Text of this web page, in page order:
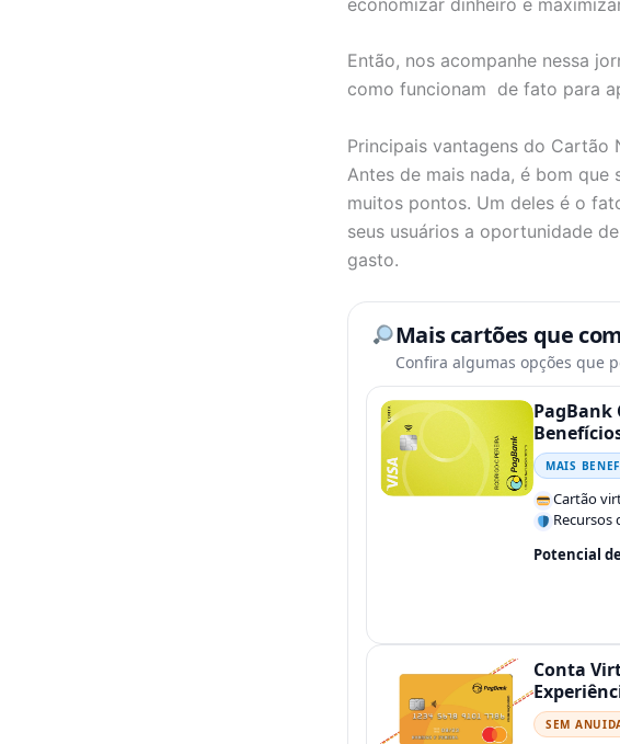
Então, nos acompanhe nessa
como funcionam de fato para
Principais vantagens do Cartão
Antes de mais nada, é bom que
muitos pontos. Um deles é o
seus usuários a oportunidade
gasto.
Mais cartões que
Confira algumas opções que
PagBank
MAIS
Cartão
Recursos
Potencial
Conta
SEM